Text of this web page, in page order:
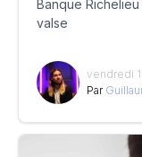
Banque
valse
vendredi
Par